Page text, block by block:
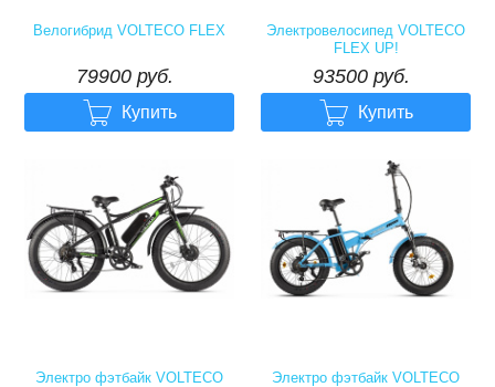
Велогибрид VOLTECO FLEX
79900₽
79900 руб.
 Купить
Электровелосипед VOLTECO
FLEX UP!
93500₽
93500 руб.
 Купить
Электро фэтбайк VOLTECO
Электро фэтбайк VOLTECO